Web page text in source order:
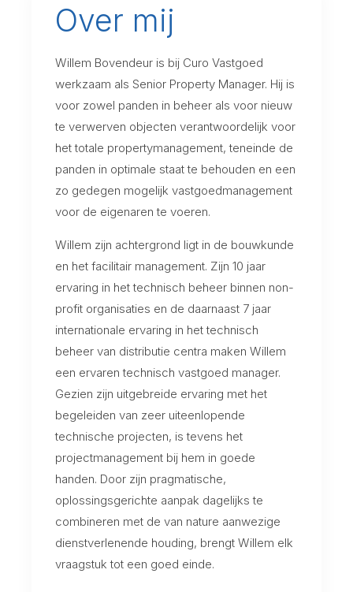
Over mij
Willem Bovendeur is bij Curo Vastgoed
werkzaam als Senior Property Manager. Hij is
voor zowel panden in beheer als voor nieuw
te verwerven objecten verantwoordelijk voor
het totale propertymanagement, teneinde de
panden in optimale staat te behouden en een
zo gedegen mogelijk vastgoedmanagement
voor de eigenaren te voeren.
Willem zijn achtergrond ligt in de bouwkunde
en het facilitair management. Zijn 10 jaar
ervaring in het technisch beheer binnen non-
profit organisaties en de daarnaast 7 jaar
internationale ervaring in het technisch
beheer van distributie centra maken Willem
een ervaren technisch vastgoed manager.
Gezien zijn uitgebreide ervaring met het
begeleiden van zeer uiteenlopende
technische projecten, is tevens het
projectmanagement bij hem in goede
handen. Door zijn pragmatische,
oplossingsgerichte aanpak dagelijks te
combineren met de van nature aanwezige
dienstverlenende houding, brengt Willem elk
vraagstuk tot een goed einde.